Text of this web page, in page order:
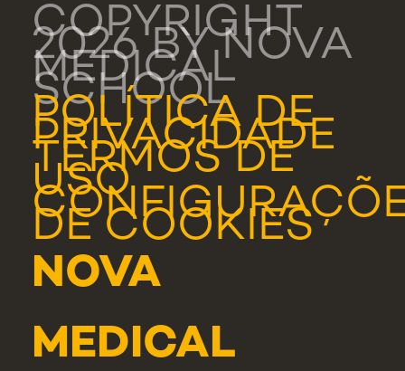
COPYRIGHT
2026 BY NOVA
MEDICAL
SCHOOL
POLÍTICA DE
PRIVACIDADE
TERMOS DE
USO
DE COOKIES
NOVA
MEDICAL